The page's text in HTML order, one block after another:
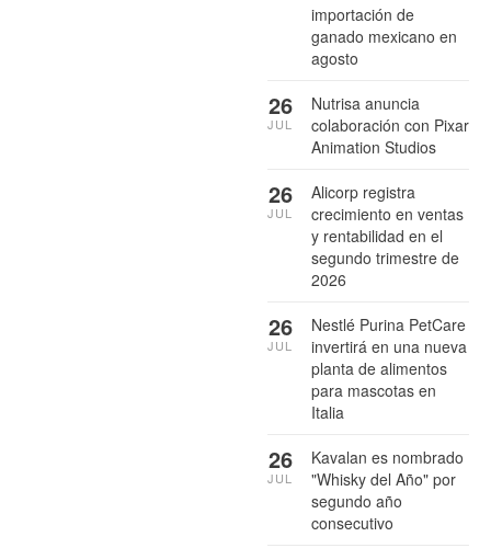
importación de
ganado mexicano en
agosto
Nutrisa anuncia
colaboración con Pixar
Animation Studios
26
JUL
Alicorp registra
crecimiento en ventas
y rentabilidad en el
segundo trimestre de
2026
26
JUL
Nestlé Purina PetCare
invertirá en una nueva
planta de alimentos
para mascotas en
Italia
26
JUL
Kavalan es nombrado
"Whisky del Año" por
segundo año
consecutivo
26
JUL